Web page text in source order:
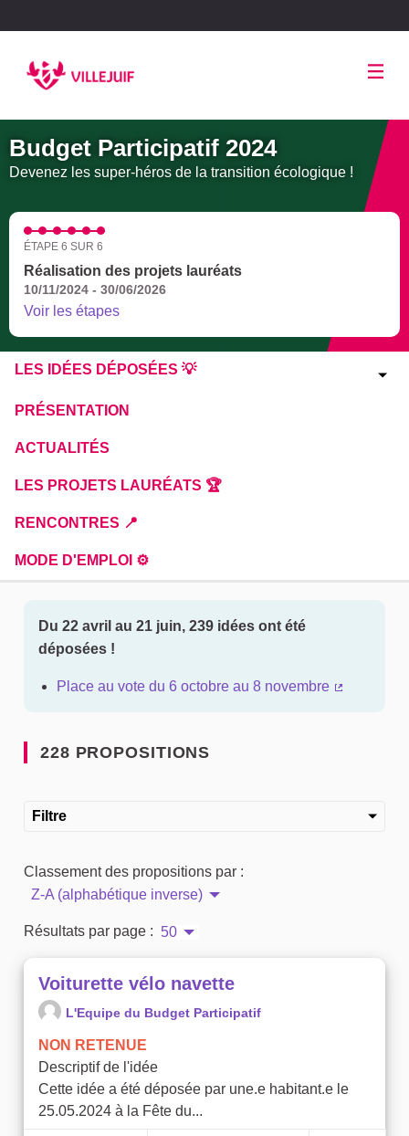
Budget Participatif 2024
Devenez les super-héros de la transition écologique !
ÉTAPE 6 SUR 6
Réalisation des projets lauréats
10/11/2024 - 30/06/2026
Voir les étapes
LES IDÉES DÉPOSÉES 💡
PRÉSENTATION
ACTUALITÉS
LES PROJETS LAURÉATS 🏆
RENCONTRES 📍
MODE D'EMPLOI ⚙️
Du 22 avril au 21 juin, 239 idées ont été
déposées !
Place au vote du 6 octobre au 8 novembre
228 PROPOSITIONS
Filtre
Classement des propositions par :
Z-A (alphabétique inverse)
Résultats par page : 50
Voiturette vélo navette
L'Equipe du Budget Participatif
NON RETENUE
Descriptif de l'idée
Cette idée a été déposée par une.e habitant.e le
25.05.2024 à la Fête du...